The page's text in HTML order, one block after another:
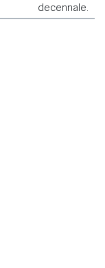
decennale.